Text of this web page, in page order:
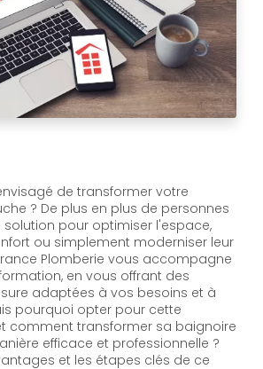
de transformer votre
? De plus en plus de personnes
pour optimiser l'espace,
ou simplement moderniser leur
Plomberie vous accompagne
en vous offrant des
adaptées à vos besoins et à
pourquoi opter pour cette
comment transformer sa baignoire
efficace et professionnelle ?
et les étapes clés de ce